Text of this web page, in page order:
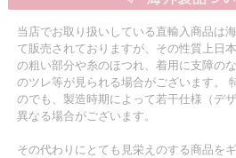
当店でお取り扱いしている直輸入商品は
て販売されておりますが、その性質上日
の粗い部分や糸のほつれ、着用に支障の
のツレ等が見られる場合がございます。
のでも、製造時期によって若干仕様（デ
異なる場合がございます。
その代わりにとても見栄えのする商品を